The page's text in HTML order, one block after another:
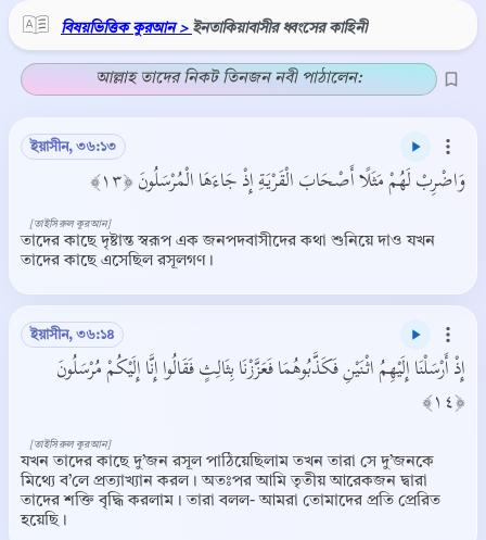
বিষয়ভিত্তিক কুরআন > ইনতাকিয়াবাসীর ধ্বংসের কাহিনী
আল্লাহ তাদের নিকট তিনজন নবী পাঠালেন:
ইয়াসীন, ৩৬:১৩
وَاضْرِبْ لَهُمْ مَثَلًا أَصْحَابَ الْقَرْيَةِ إِذْ جَاءَهَا الْمُرْسَلُونَ ﴿١٣﴾
তাদের কাছে দৃষ্টান্ত স্বরূপ এক জনপদবাসীদের কথা শুনিয়ে দাও যখন
তাদের কাছে এসেছিল রসূলগণ।
[তাইসিরুল কুরআন]
ইয়াসীন, ৩৬:১৪
إِذْ أَرْسَلْنَا إِلَيْهِمُ اثْنَيْنِ فَكَذَّبُوهُمَا فَعَزَّزْنَا بِثَالِثٍ فَقَالُوا إِنَّا إِلَيْكُمْ مُرْسَلُونَ
﴿١٤﴾
যখন তাদের কাছে দু’জন রসূল পাঠিয়েছিলাম তখন তারা সে দু’জনকে
মিথ্যে ব’লে প্রত্যাখ্যান করল। অতঃপর আমি তৃতীয় আরেকজন দ্বারা
তাদের শক্তি বৃদ্ধি করলাম। তারা বলল- আমরা তোমাদের প্রতি প্রেরিত
হয়েছি।
[তাইসিরুল কুরআন]